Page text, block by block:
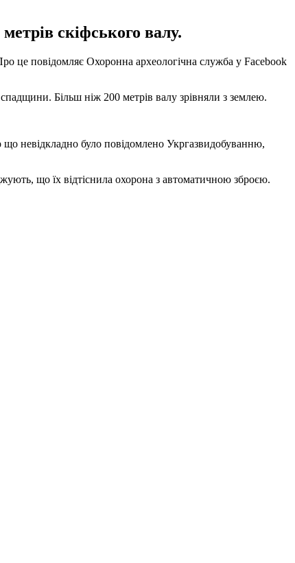
скіфського валу.
це повідомляє Охоронна археологічна служба у Facebook
Більш ніж 200 метрів валу зрівняли з землею.
невідкладно було повідомлено Укргазвидобуванню,
що їх відтіснила охорона з автоматичною зброєю.